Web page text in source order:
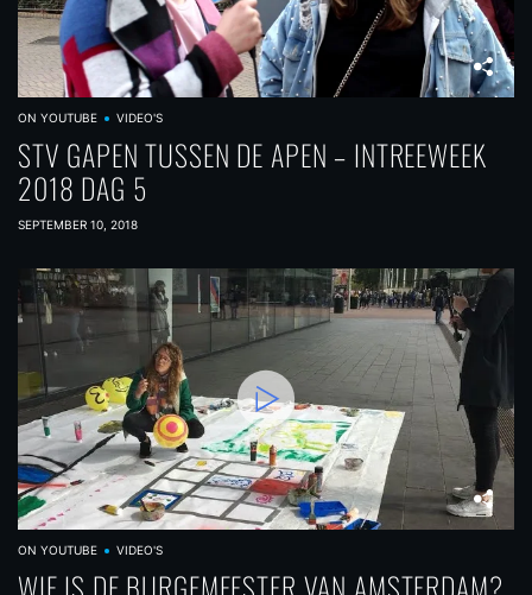
ON YOUTUBE VIDEO'S
STV GAPEN TUSSEN DE APEN – INTREEWEEK
2018 DAG 5
SEPTEMBER 10, 2018
ON YOUTUBE VIDEO'S